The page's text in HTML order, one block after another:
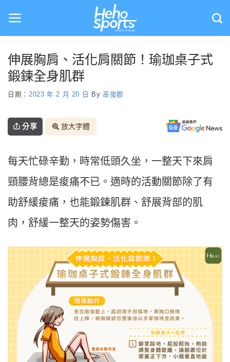
content
伸展胸肩、活化肩關節！瑜珈桌子式
鍛鍊全身肌群
日期： 2023 年 2 月 20 日 By 巫俊郡
分享 放大字體
每天忙碌辛勤，時常低頭久坐，一整天下來肩
頸腰背總是痠痛不已。適時的活動關節除了有
助舒緩痠痛，也能鍛鍊肌群、舒展背部的肌
肉，舒緩一整天的姿勢傷害。